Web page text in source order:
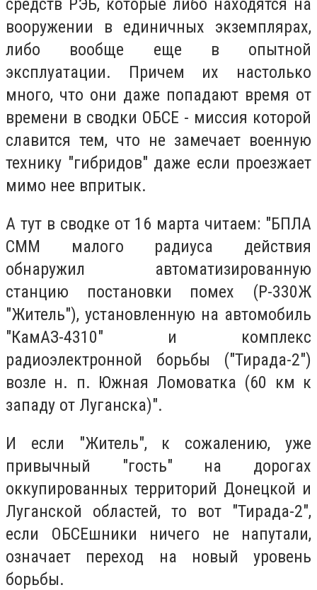
средств РЭБ, которые либо находятся на
вооружении в единичных экземплярах,
либо вообще еще в опытной
эксплуатации. Причем их настолько
много, что они даже попадают время от
времени в сводки ОБСЕ - миссия которой
славится тем, что не замечает военную
технику "гибридов" даже если проезжает
мимо нее впритык.
А тут в сводке от 16 марта читаем: "БПЛА
СММ малого радиуса действия
обнаружил автоматизированную
станцию постановки помех (Р-330Ж
"Житель"), установленную на автомобиль
"КамАЗ-4310" и комплекс
радиоэлектронной борьбы ("Тирада-2")
возле н. п. Южная Ломоватка (60 км к
западу от Луганска)".
И если "Житель", к сожалению, уже
привычный "гость" на дорогах
оккупированных территорий Донецкой и
Луганской областей, то вот "Тирада-2",
если ОБСЕшники ничего не напутали,
означает переход на новый уровень
борьбы.